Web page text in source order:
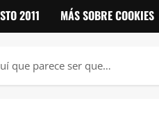
2011 MÁS SOBRE COOKIES
que parece ser que…